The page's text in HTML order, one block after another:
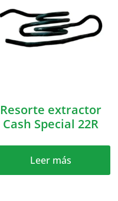
Resorte extractor
Cash Special 22R
Leer más